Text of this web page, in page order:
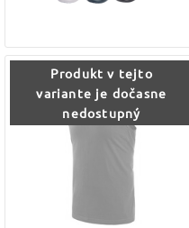
Produkt v tejto
variante je dočasne
nedostupný